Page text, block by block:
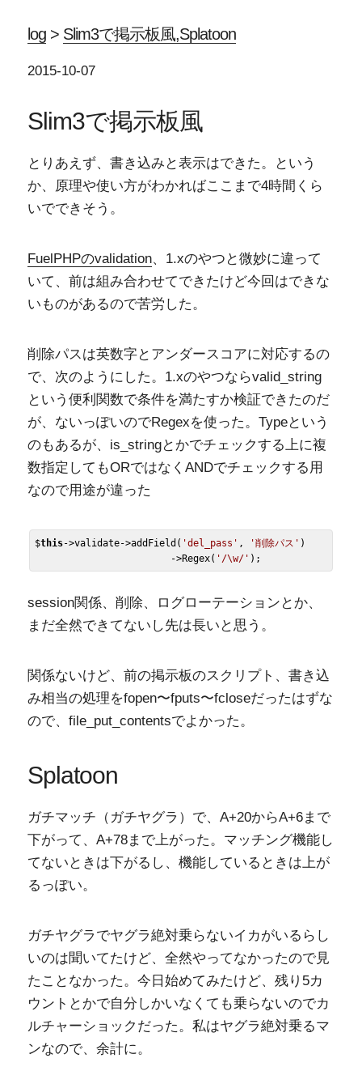
log> Slim3で掲示板風,Splatoon
2015-10-07
Slim3で掲示板風
とりあえず、書き込みと表示はできた。という
か、原理や使い方がわかればここまで4時間くら
いでできそう。
FuelPHPのvalidation、1.xのやつと微妙に違って
いて、前は組み合わせてできたけど今回はできな
いものがあるので苦労した。
削除パスは英数字とアンダースコアに対応するの
で、次のようにした。1.xのやつならvalid_string
という便利関数で条件を満たすか検証できたのだ
が、ないっぽいのでRegexを使った。Typeという
のもあるが、is_stringとかでチェックする上に複
数指定してもORではなくANDでチェックする用
なので用途が違った
$this->validate->addField ( 'del_pass' , '削除パス' )
                        ->
Regex( '/\w/'
session関係、削除、ログローテーションとか、
まだ全然できてないし先は長いと思う。
関係ないけど、前の掲示板のスクリプト、書き込
み相当の処理をfopen〜fputs〜fcloseだったはずな
ので、file_put_contentsでよかった。
Splatoon
ガチマッチ（ガチヤグラ）で、A+20からA+6まで
下がって、A+78まで上がった。マッチング機能し
てないときは下がるし、機能しているときは上が
るっぽい。
ガチヤグラでヤグラ絶対乗らないイカがいるらし
いのは聞いてたけど、全然やってなかったので見
たことなかった。今日始めてみたけど、残り5カ
ウントとかで自分しかいなくても乗らないのでカ
ルチャーショックだった。私はヤグラ絶対乗るマ
ンなので、余計に。